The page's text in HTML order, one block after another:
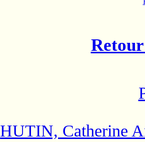
HUTIN, Catherine